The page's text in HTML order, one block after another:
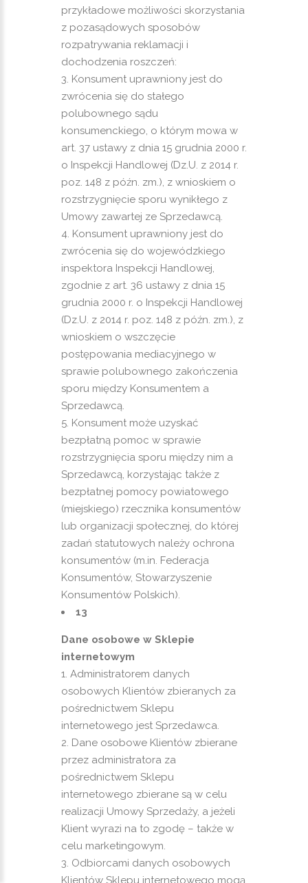
przykładowe możliwości skorzystania
z pozasądowych sposobów
rozpatrywania reklamacji i
dochodzenia roszczeń:
Konsument uprawniony jest do
zwrócenia się do stałego
polubownego sądu
konsumenckiego, o którym mowa w
art. 37 ustawy z dnia 15 grudnia 2000 r.
o Inspekcji Handlowej (Dz.U. z 2014 r.
poz. 148 z późn. zm.), z wnioskiem o
rozstrzygnięcie sporu wynikłego z
Umowy zawartej ze Sprzedawcą.
Konsument uprawniony jest do
zwrócenia się do wojewódzkiego
inspektora Inspekcji Handlowej,
zgodnie z art. 36 ustawy z dnia 15
grudnia 2000 r. o Inspekcji Handlowej
(Dz.U. z 2014 r. poz. 148 z późn. zm.), z
wnioskiem o wszczęcie
postępowania mediacyjnego w
sprawie polubownego zakończenia
sporu między Konsumentem a
Sprzedawcą.
Konsument może uzyskać
bezpłatną pomoc w sprawie
rozstrzygnięcia sporu między nim a
Sprzedawcą, korzystając także z
bezpłatnej pomocy powiatowego
(miejskiego) rzecznika konsumentów
lub organizacji społecznej, do której
zadań statutowych należy ochrona
konsumentów (m.in. Federacja
Konsumentów, Stowarzyszenie
Konsumentów Polskich).
13
Dane osobowe w Sklepie
internetowym
Administratorem danych
osobowych Klientów zbieranych za
pośrednictwem Sklepu
internetowego jest Sprzedawca.
Dane osobowe Klientów zbierane
przez administratora za
pośrednictwem Sklepu
internetowego zbierane są w celu
realizacji Umowy Sprzedaży, a jeżeli
Klient wyrazi na to zgodę – także w
celu marketingowym.
Odbiorcami danych osobowych
Klientów Sklepu internetowego mogą